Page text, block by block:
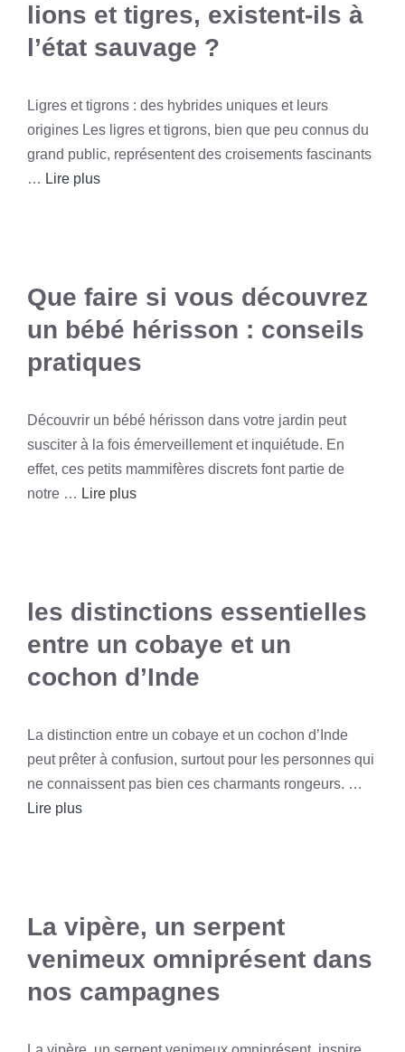
lions et tigres, existent-ils à
l’état sauvage ?
Ligres et tigrons : des hybrides uniques et leurs
origines Les ligres et tigrons, bien que peu connus du
grand public, représentent des croisements fascinants
… Lire plus
Que faire si vous découvrez
un bébé hérisson : conseils
pratiques
Découvrir un bébé hérisson dans votre jardin peut
susciter à la fois émerveillement et inquiétude. En
effet, ces petits mammifères discrets font partie de
notre … Lire plus
les distinctions essentielles
entre un cobaye et un
cochon d’Inde
La distinction entre un cobaye et un cochon d’Inde
peut prêter à confusion, surtout pour les personnes qui
ne connaissent pas bien ces charmants rongeurs. …
Lire plus
La vipère, un serpent
venimeux omniprésent dans
nos campagnes